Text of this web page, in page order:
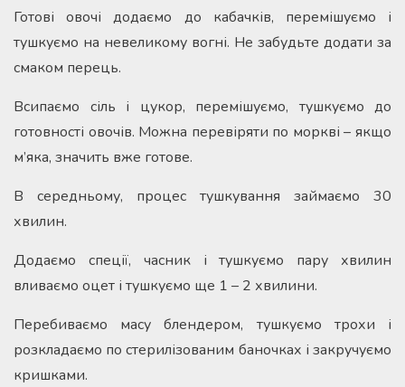
Готові овочі додаємо до кабачків, перемішуємо і
тушкуємо на невеликому вогні. Не забудьте додати за
смаком перець.
Всипаємо сіль і цукор, перемішуємо, тушкуємо до
готовності овочів. Можна перевіряти по моркві – якщо
м’яка, значить вже готове.
В середньому, процес тушкування займаємо 30
хвилин.
Додаємо спеції, часник і тушкуємо пару хвилин
вливаємо оцет і тушкуємо ще 1 – 2 хвилини.
Перебиваємо масу блендером, тушкуємо трохи і
розкладаємо по стерилізованим баночках і закручуємо
кришками.